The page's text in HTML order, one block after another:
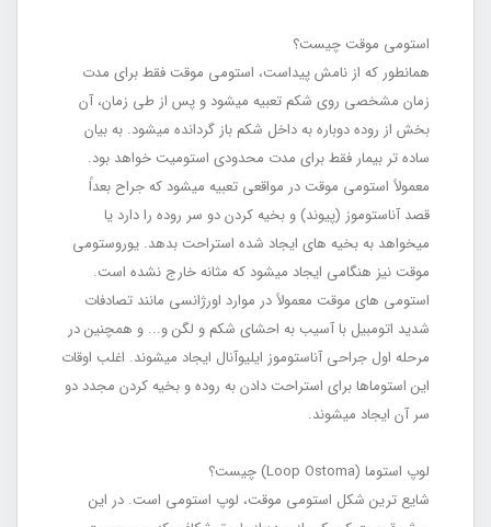
استومی موقت چیست؟
همان‏طور که از نامش پیداست، استومی موقت فقط برای مدت
زمان مشخصی روی شکم تعبیه می‏شود و پس از طی زمان، آن
بخش از روده دوباره به داخل شکم باز گردانده می‏شود. به بیان
ساده ‏تر بیمار فقط برای مدت محدودی استومیت خواهد بود.
معمولاً استومی موقت در مواقعی تعبیه می‏شود که جراح بعداً
قصد آناستوموز (پیوند) و بخیه کردن دو سر روده را دارد یا
می‏خواهد به بخیه‏ های ایجاد شده استراحت بدهد. یوروستومی
موقت نیز هنگامی ایجاد می‏شود که مثانه خارج نشده است.
استومی ‏های موقت معمولاً در موارد اورژانسی مانند تصادفات
شدید اتومبیل با آسیب به احشای شکم و لگن و... و هم‏چنین در
مرحله اول جراحی آناستوموز ایلیوآنال ایجاد می‏شوند. اغلب اوقات
این استوماها برای استراحت دادن به روده و بخیه کردن مجدد دو
سر آن ایجاد می‏شوند.
لوپ استوما (Loop Ostoma) چیست؟
شایع ‏ترین شکل استومی موقت، لوپ استومی است. در این